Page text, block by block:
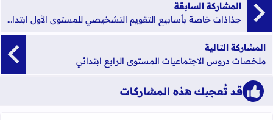
المشاركة السابقة
جذاذات خاصة بأسابيع التقويم التشخيصي للمستوى الأول ابتدائي
المشاركة التالية
ملخصات دروس الاجتماعيات المستوى الرابع ابتدائي
قد تُعجبك هذه المشاركات